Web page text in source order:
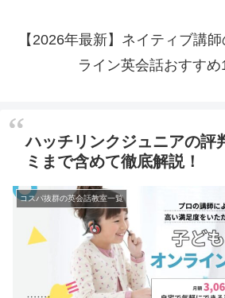
【2026年最新】ネイティブ講
ライン英会話おすすめ
ハッチリンクジュニアの評
ミまで含めて徹底解説！
コスパ抜群の英会話教室一覧